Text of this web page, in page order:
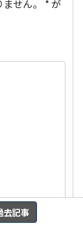
去記事
せん。
*が